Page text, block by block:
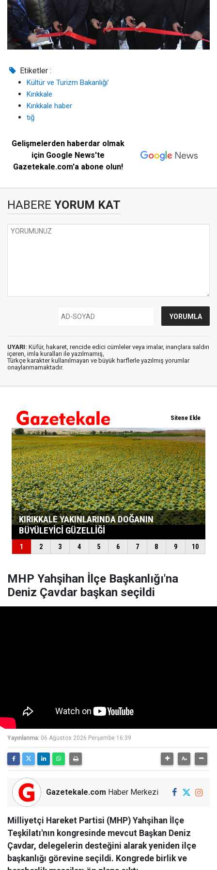
Etiketler :
Kültür ve Turizm Bakanlığı’
Kırıkkale
Kırıkkale haber
tığ
Gelişmelerden haberdar olmak
için Google News'te
Gazetekale.com'a abone olun!
HABERE YORUM KAT
UYARI: Küfür, hakaret, rencide edici cümleler veya imalar, inançlara saldırı
içeren, imla kuralları ile yazılmamış,
Türkçe karakter kullanılmayan ve büyük harflerle yazılmış yorumlar
onaylanmamaktadır.
MHP Yahşihan İlçe Başkanlığı'na
Deniz Çavdar başkan seçildi
Yayınlanma: 06 Ağustos 2026 Perşembe 16:39
Gazetekale.com Haber Merkezi
Milliyetçi Hareket Partisi (MHP) Yahşihan İlçe
Teşkilatı'nın kongresinde mevcut Başkan Deniz
Çavdar, delegelerin desteğini alarak yeniden ilçe
başkanlığı görevine seçildi. Kongrede birlik ve